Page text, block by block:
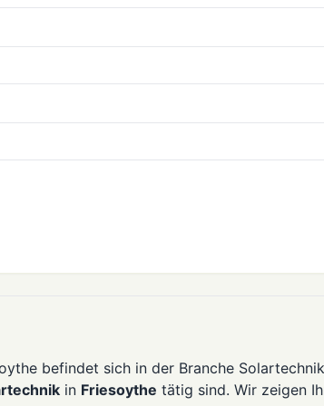
befindet sich in der Branche
in Friesoythe tätig sind. Wir zeigen